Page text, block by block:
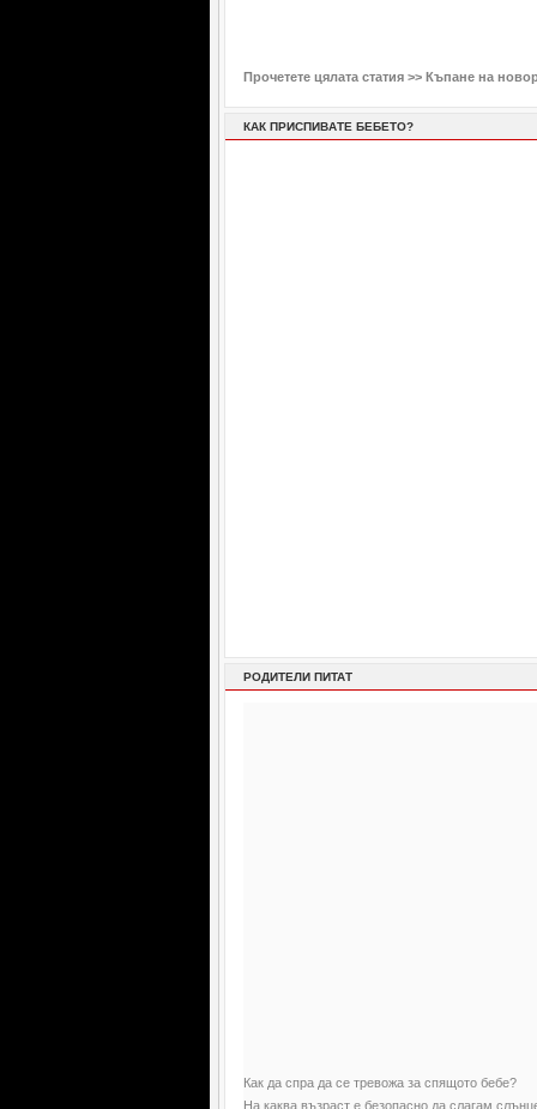
Прочетете цялата статия >> Къпане на
КАК ПРИСПИВАТЕ БЕБЕТО?
РОДИТЕЛИ ПИТАТ
На каква възраст е безопасно да слагам